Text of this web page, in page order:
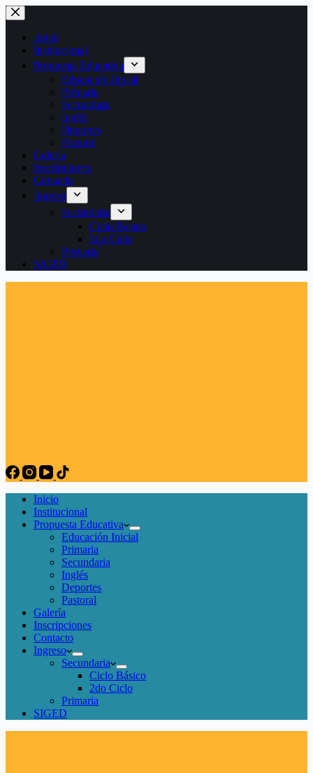
Saltar
al
contenido
Inicio
Institucional
Propuesta Educativa
Educación Inicial
Primaria
Secundaria
Inglés
Deportes
Pastoral
Galería
Inscripciones
Contacto
Ingreso
Secundaria
Ciclo Básico
2do Ciclo
Primaria
SIGED
Inicio
Institucional
Propuesta Educativa
Educación Inicial
Primaria
Secundaria
Inglés
Deportes
Pastoral
Galería
Inscripciones
Contacto
Ingreso
Secundaria
Ciclo Básico
2do Ciclo
Primaria
SIGED